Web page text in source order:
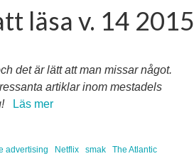
läsa v. 14 2015
det är lätt att man missar något.
artiklar inom mestadels
Läs mer
advertising Netflix smak
The Atlantic